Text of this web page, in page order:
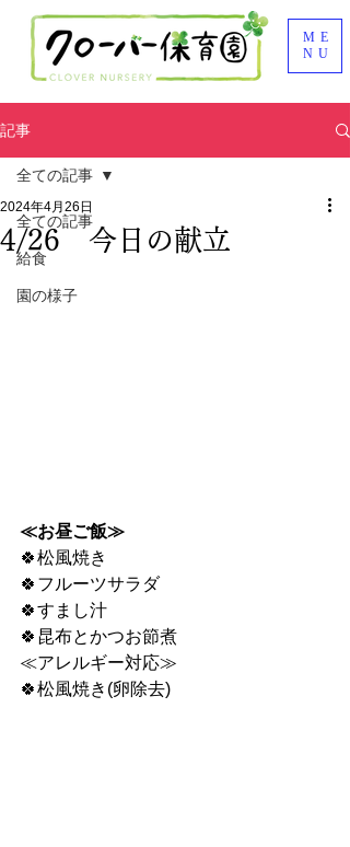
ME
NU
記事
全ての記事
給食
園の様子
全ての記事
4/26 今日の献立
2024年4月26日
≪お昼ご飯≫
🍀松風焼き
🍀フルーツサラダ
🍀すまし汁
🍀昆布とかつお節煮
≪アレルギー対応≫
🍀松風焼き(卵除去)